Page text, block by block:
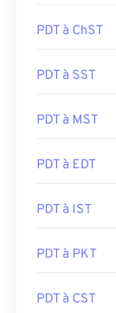
PDT à ChST
PDT à SST
PDT à MST
PDT à EDT
PDT à IST
PDT à PKT
PDT à CST